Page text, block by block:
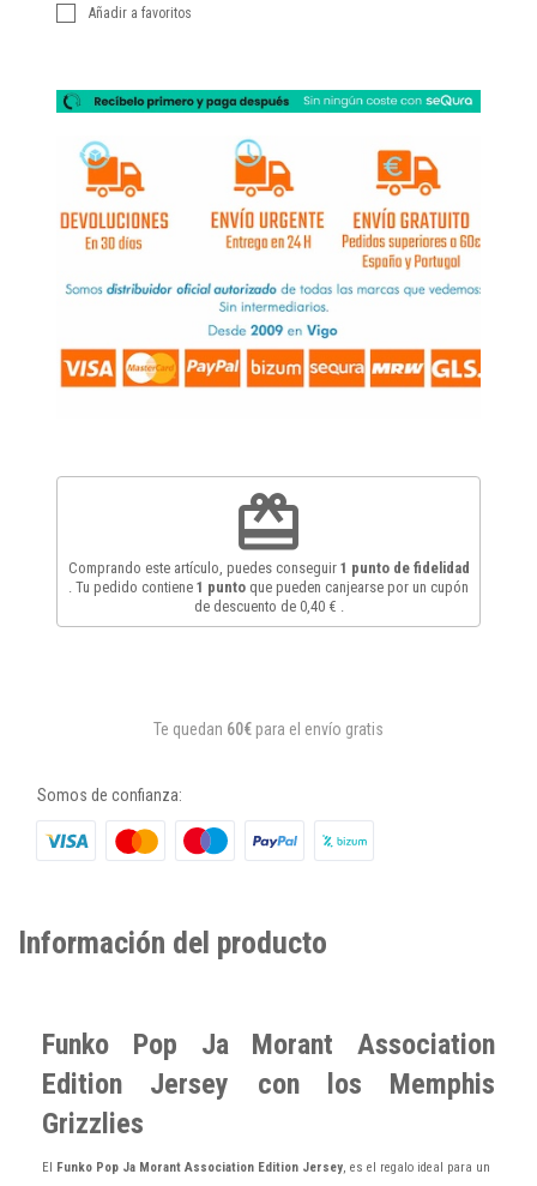
Añadir a favoritos
redeem
Comprando este artículo, puedes conseguir 1 punto de fidelidad
. Tu pedido contiene 1 punto que pueden canjearse por un cupón
de descuento de 0,40 €
Te quedan 60€ para el envío gratis
Somos de confianza:
Información del producto
Funko Pop Ja Morant Association
Edition Jersey con los Memphis
Grizzlies
El Funko Pop Ja Morant Association Edition Jersey, es el regalo ideal para un